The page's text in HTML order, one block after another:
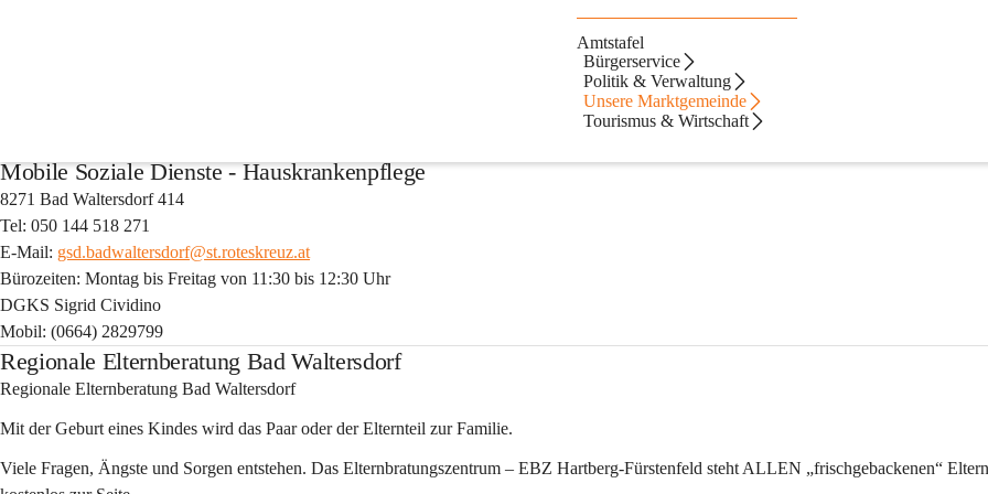
Amtstafel
Bürgerservice
Politik & Verwaltung
Unsere Marktgemeinde
Tourismus & Wirtschaft
Sozialzentrum Bad Waltersdorf
Mobile Soziale Dienste - Hauskrankenpflege
8271 Bad Waltersdorf 414
Tel: 050 144 518 271
E-Mail: gsd.badwaltersdorf@st.roteskreuz.at
Bürozeiten: Montag bis Freitag von 11:30 bis 12:30 Uhr
DGKS Sigrid Cividino
Mobil: (0664) 2829799
Regionale Elternberatung Bad Waltersdorf
Regionale Elternberatung Bad Waltersdorf
Mit der Geburt eines Kindes wird das Paar oder der Elternteil zur Familie.
Viele Fragen, Ängste und Sorgen entstehen. Das Elternbratungszentrum – EBZ Hartberg-Fürstenfeld steht ALLEN „frischgebackenen“ Eltern